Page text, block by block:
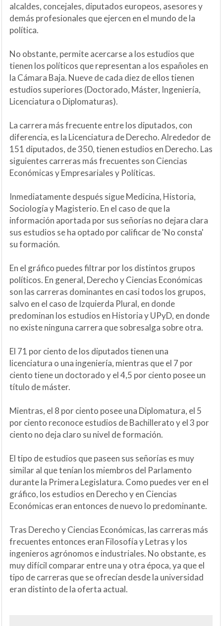
alcaldes, concejales, diputados europeos, asesores y
demás profesionales que ejercen en el mundo de la
política.
No obstante, permite acercarse a los estudios que
tienen los políticos que representan a los españoles en
la Cámara Baja. Nueve de cada diez de ellos tienen
estudios superiores (Doctorado, Máster, Ingeniería,
Licenciatura o Diplomaturas).
La carrera más frecuente entre los diputados, con
diferencia, es la Licenciatura de Derecho. Alrededor de
151 diputados, de 350, tienen estudios en Derecho. Las
siguientes carreras más frecuentes son Ciencias
Económicas y Empresariales y Políticas.
Inmediatamente después sigue Medicina, Historia,
Sociología y Magisterio. En el caso de que la
información aportada por sus señorías no dejara clara
sus estudios se ha optado por calificar de 'No consta'
su formación.
En el gráfico puedes filtrar por los distintos grupos
políticos. En general, Derecho y Ciencias Económicas
son las carreras dominantes en casi todos los grupos,
salvo en el caso de Izquierda Plural, en donde
predominan los estudios en Historia y UPyD, en donde
no existe ninguna carrera que sobresalga sobre otra.
El 71 por ciento de los diputados tienen una
licenciatura o una ingeniería, mientras que el 7 por
ciento tiene un doctorado y el 4,5 por ciento posee un
título de máster.
Mientras, el 8 por ciento posee una Diplomatura, el 5
por ciento reconoce estudios de Bachillerato y el 3 por
ciento no deja claro su nivel de formación.
El tipo de estudios que paseen sus señorías es muy
similar al que tenían los miembros del Parlamento
durante la Primera Legislatura. Como puedes ver en el
gráfico, los estudios en Derecho y en Ciencias
Económicas eran entonces de nuevo lo predominante.
Tras Derecho y Ciencias Económicas, las carreras más
frecuentes entonces eran Filosofía y Letras y los
ingenieros agrónomos e industriales. No obstante, es
muy difícil comparar entre una y otra época, ya que el
tipo de carreras que se ofrecían desde la universidad
eran distinto de la oferta actual.